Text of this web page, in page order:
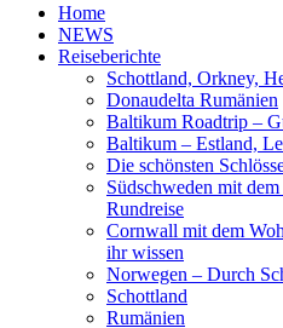
Home
NEWS
Reiseberichte
Schottland, Orkney,
Donaudelta Rumänien
Baltikum Roadtrip –
Baltikum – Estland,
Die schönsten
Südschweden mit
Rundreise
Cornwall mit dem
ihr wissen
Norwegen – Durch
Schottland
Rumänien